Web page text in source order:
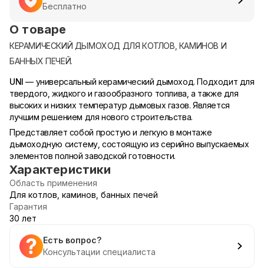
Бесплатно
О товаре
КЕРАМИЧЕСКИЙ ДЫМОХОД ДЛЯ КОТЛОВ, КАМИНОВ И
БАННЫХ ПЕЧЕЙ.
UNI — универсальный керамический дымоход. Подходит для
твердого, жидкого и газообразного топлива, а также для
высоких и низких температур дымовых газов. Является
лучшим решением для нового строительства.
Представляет собой простую и легкую в монтаже
дымоходную систему, состоящую из серийно выпускаемых
элементов полной заводской готовности.
Характеристики
Область применения
Для котлов, каминов, банных печей
Гарантия
30 лет
Есть вопрос?
Консультации специалиста